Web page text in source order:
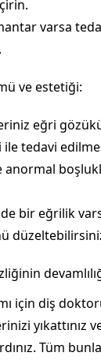
varsa
ve estetiği:
eğri
tedavi
anormal
bir eğrilik
için diş
yıkattınız
Tüm